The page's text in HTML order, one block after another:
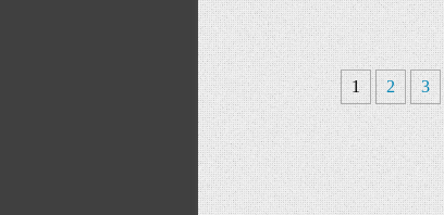
1 2 3